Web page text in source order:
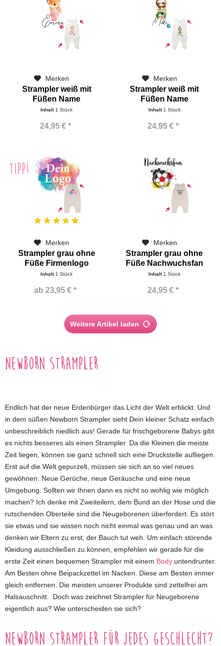
Merken
Strampler weiß mit
Füßen Name
Nikolaussocke Girls
Inhalt1 Stück
24,95 € *
Merken
Strampler weiß mit
Füßen Name
Nikolaussocke Boys
Inhalt1 Stück
24,95 € *
TIPP!
Merken
Strampler grau ohne
Füße Firmenlogo
Inhalt 1 Stück
ab 23,95 € *
Merken
Strampler grau ohne
Füße Nachwuchsfan
Inhalt 1 Stück
24,95 € *
Weitere Artikel laden
Newborn Strampler
Endlich hat der neue Erdenbürger das Licht der Welt erblickt. Und
in dem süßen Newborn Strampler sieht Dein kleiner Schatz einfach
unbeschreiblich niedlich aus! Gerade für frischgeborene Babys gibt
es nichts besseres als einen Strampler. Da die Kleinen die meiste
Zeit liegen, können sie ganz schnell sich eine Druckstelle aufliegen.
Erst auf die Welt gepurzelt, müssen sie sich an so viel neues
gewöhnen: Neue Gerüche, neue Geräusche und eine neue
Umgebung. Sollten wir Ihnen dann es nicht so wohlig wie möglich
machen? Ich denke mit Zweiteilern, dem Bund an der Hose und die
rutschenden Oberteile sind die Neugeborenen überfordert. Es stört
sie etwas und sie wissen noch nicht einmal was genau und an was
denken wir Eltern zu erst, der Bauch tut weh. Um einfach störende
Kleidung ausschließen zu können, empfehlen wir gerade für die
erste Zeit einen bequemen Strampler mit einem Body untendrunter.
Am Besten ohne Beipackzettel im Nacken. Diese am Besten immer
gleich entfernen. Die meisten unserer Produkte sind zettelfrei am
Halsauschnitt. Doch was zeichnet Strampler für Neugeborene
eigentlich aus? Wie unterscheiden sie sich?
Newborn Strampler für jedes Geschlecht?